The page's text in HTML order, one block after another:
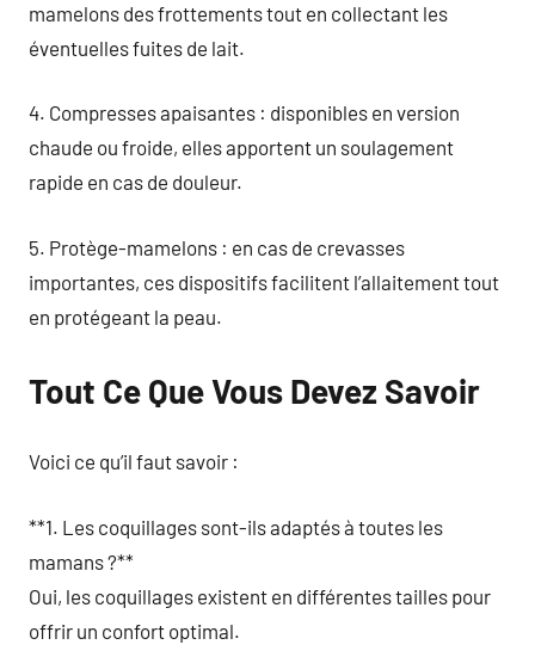
mamelons des frottements tout en collectant les
éventuelles fuites de lait.
4. Compresses apaisantes : disponibles en version
chaude ou froide, elles apportent un soulagement
rapide en cas de douleur.
5. Protège-mamelons : en cas de crevasses
importantes, ces dispositifs facilitent l’allaitement tout
en protégeant la peau.
Tout Ce Que Vous Devez Savoir
Voici ce qu’il faut savoir :
**1. Les coquillages sont-ils adaptés à toutes les
mamans ?**
Oui, les coquillages existent en différentes tailles pour
offrir un confort optimal.